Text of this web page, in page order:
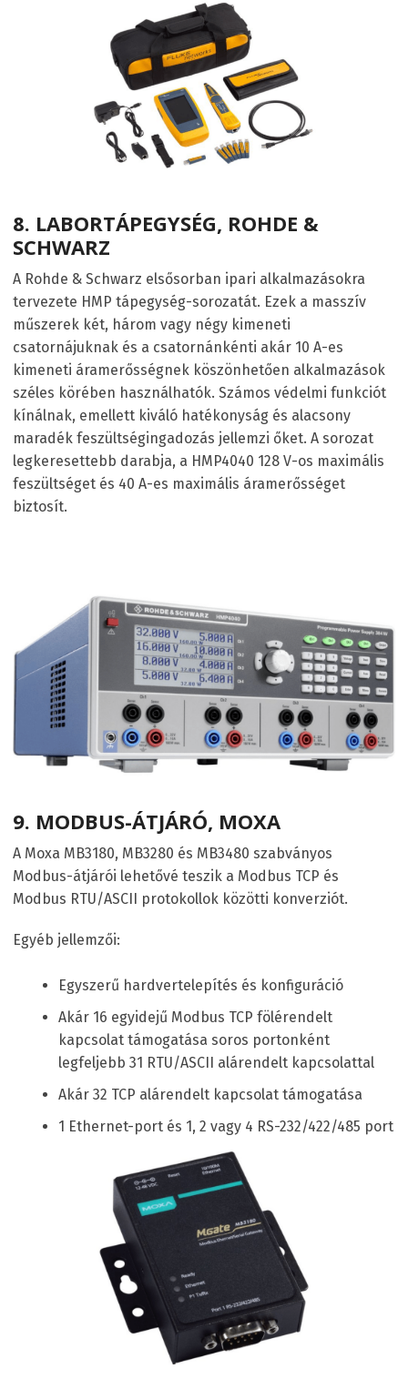
8. LABORTÁPEGYSÉG, ROHDE &
SCHWARZ
A Rohde & Schwarz elsősorban ipari alkalmazásokra
tervezete HMP tápegység-sorozatát. Ezek a masszív
műszerek két, három vagy négy kimeneti
csatornájuknak és a csatornánkénti akár 10 A-es
kimeneti áramerősségnek köszönhetően alkalmazások
széles körében használhatók. Számos védelmi funkciót
kínálnak, emellett kiváló hatékonyság és alacsony
maradék feszültségingadozás jellemzi őket. A sorozat
legkeresettebb darabja, a HMP4040 128 V-os maximális
feszültséget és 40 A-es maximális áramerősséget
biztosít.
9. MODBUS-ÁTJÁRÓ, MOXA
A Moxa MB3180, MB3280 és MB3480 szabványos
Modbus-átjárói lehetővé teszik a Modbus TCP és
Modbus RTU/ASCII protokollok közötti konverziót.
Egyéb jellemzői:
Egyszerű hardvertelepítés és konfiguráció
Akár 16 egyidejű Modbus TCP fölérendelt
kapcsolat támogatása soros portonként
legfeljebb 31 RTU/ASCII alárendelt kapcsolattal
Akár 32 TCP alárendelt kapcsolat támogatása
1 Ethernet-port és 1, 2 vagy 4 RS-232/422/485 port